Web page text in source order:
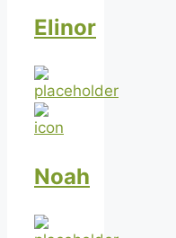
Elinor
Noah